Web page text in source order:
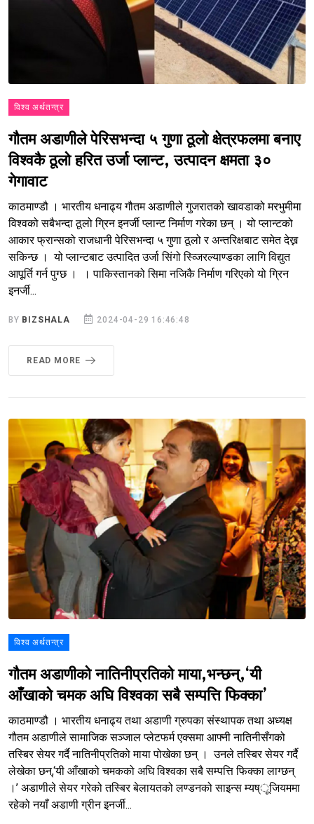
विश्व अर्थतन्त्र
गौतम अडाणीले पेरिसभन्दा ५ गुणा ठूलो क्षेत्रफलमा बनाए
विश्वकै ठूलो हरित उर्जा प्लान्ट, उत्पादन क्षमता ३०
गेगावाट
काठमाण्डौ । भारतीय धनाढ्य गौतम अडाणीले गुजरातको खावडाको मरभुमीमा
विश्वको सबैभन्दा ठूलो ग्रिन इनर्जी प्लान्ट निर्माण गरेका छन् । यो प्लान्टको
आकार फ्रान्सको राजधानी पेरिसभन्दा ५ गुणा ठूलो र अन्तरिक्षबाट समेत देख्न
सकिन्छ । यो प्लान्टबाट उत्पादित उर्जा सिंगो स्व्जिरल्याण्डका लागि विद्युत
आपूर्ति गर्न पुग्छ । । पाकिस्तानको सिमा नजिकै निर्माण गरिएको यो ग्रिन
इनर्जी...
BY BIZSHALA 2024-04-29 16:46:48
READ MORE
विश्व अर्थतन्त्र
गौतम अडाणीको नातिनीप्रतिको माया,भन्छन्,‘यी
आँखाको चमक अघि विश्वका सबै सम्पत्ति फिक्का’
काठमाण्डौ । भारतीय धनाढ्य तथा अडाणी ग्रुपका संस्थापक तथा अध्यक्ष
गौतम अडाणीले सामाजिक सञ्जाल प्लेटफर्म एक्समा आफ्नी नातिनीसँगको
तस्बिर सेयर गर्दै नातिनीप्रतिको माया पोखेका छन् । उनले तस्बिर सेयर गर्दै
लेखेका छन्,‘यी आँखाको चमकको अघि विश्वका सबै सम्पत्ति फिक्का लाग्छन्
।’ अडाणीले सेयर गरेको तस्बिर बेलायतको लण्डनको साइन्स म्यष्ूजियममा
रहेको नयाँ अडाणी ग्रीन इनर्जी...